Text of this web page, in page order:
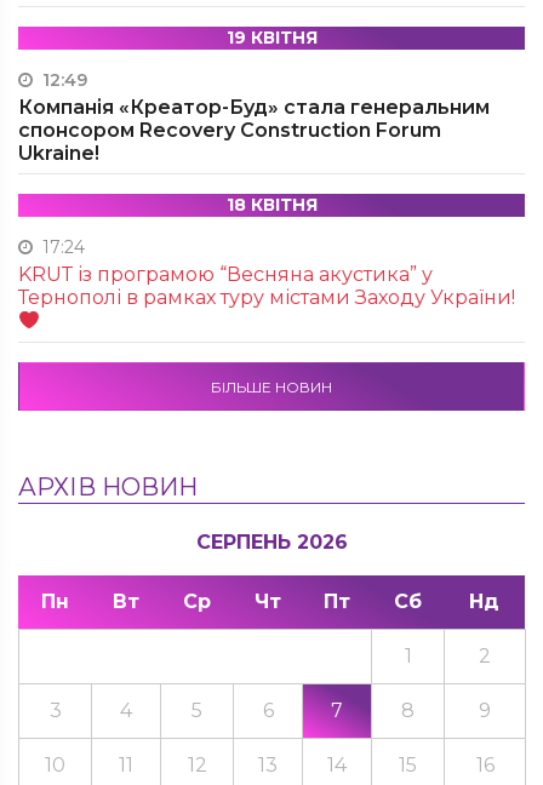
19 КВІТНЯ
12:49
Компанія «Креатор-Буд» стала генеральним
спонсором Recovery Construction Forum
Ukraine!
18 КВІТНЯ
17:24
KRUТ із програмою “Весняна акустика” у
Тернополі в рамках туру містами Заходу України!
БІЛЬШЕ НОВИН
АРХІВ НОВИН
СЕРПЕНЬ 2026
Пн Вт Ср Чт Пт Сб Нд
1 2
3 4 5 6 7 8 9
10 11 12 13 14 15 16